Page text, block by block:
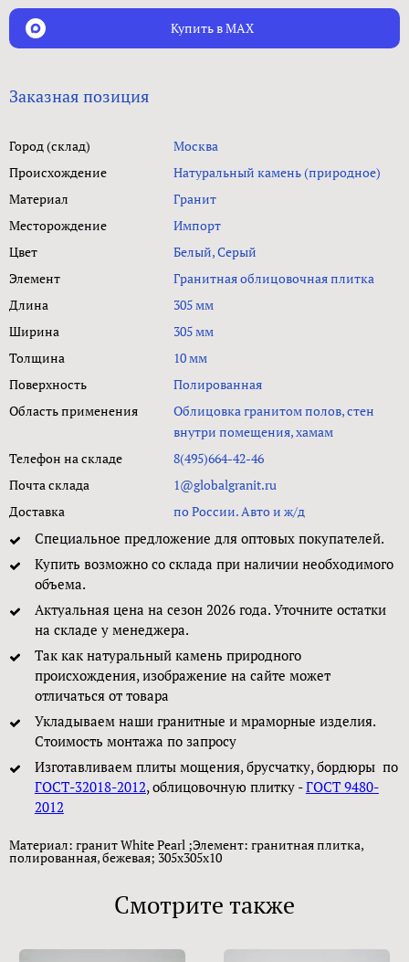
Купить в MAX
Заказная позиция
Город (склад)
Москва
Происхождение
Натуральный камень (природное)
Материал
Гранит
Месторождение
Импорт
Цвет
Белый, Серый
Элемент
Гранитная облицовочная плитка
Длина
305 мм
Ширина
305 мм
Толщина
10 мм
Поверхность
Полированная
Область применения
Облицовка гранитом полов, стен
внутри помещения, хамам
Телефон на складе
8(495)664-42-46
Почта склада
1@globalgranit.ru
Доставка
по России. Авто и ж/д
Специальное предложение для оптовых покупателей.
Купить возможно со склада при наличии необходимого
объема.
Актуальная цена на сезон 2026 года. Уточните остатки
на складе у менеджера.
Так как натуральный камень природного
происхождения, изображение на сайте может
отличаться от товара
Укладываем наши гранитные и мраморные изделия.
Стоимость монтажа по запросу
Изготавливаем плиты мощения, брусчатку, бордюры по
ГОСТ-32018-2012, облицовочную плитку -ГОСТ 9480-
2012
Материал: гранит White Pearl ;Элемент: гранитная плитка,
полированная, бежевая; 305х305х10
Смотрите также